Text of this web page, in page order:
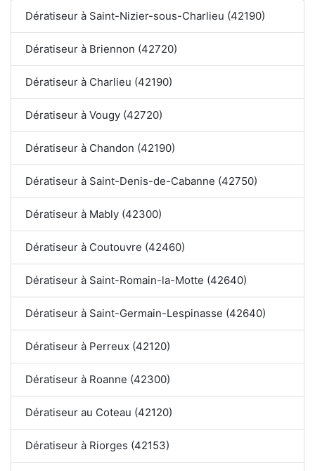
Dératiseur à Saint-Nizier-sous-Charlieu (42190)
Dératiseur à Briennon (42720)
Dératiseur à Charlieu (42190)
Dératiseur à Vougy (42720)
Dératiseur à Chandon (42190)
Dératiseur à Saint-Denis-de-Cabanne (42750)
Dératiseur à Mably (42300)
Dératiseur à Coutouvre (42460)
Dératiseur à Saint-Romain-la-Motte (42640)
Dératiseur à Saint-Germain-Lespinasse (42640)
Dératiseur à Perreux (42120)
Dératiseur à Roanne (42300)
Dératiseur au Coteau (42120)
Dératiseur à Riorges (42153)